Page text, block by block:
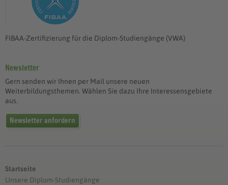
FIBAA-Zertifizierung für die Diplom-Studiengänge (VWA)
Newsletter
Gern senden wir Ihnen per Mail unsere neuen
Weiterbildungsthemen. Wählen Sie dazu Ihre Interessensgebiete
aus.
Newsletter anfordern
Startseite
Unsere Diplom-Studiengänge